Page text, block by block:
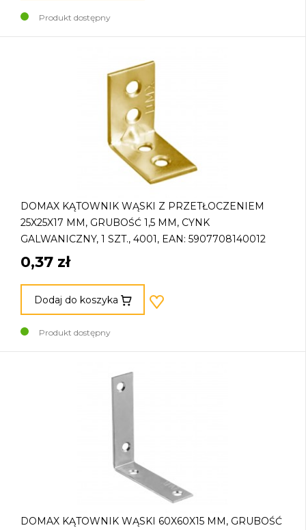
Produkt dostępny
DOMAX KĄTOWNIK WĄSKI Z PRZETŁOCZENIEM
25X25X17 MM, GRUBOŚĆ 1,5 MM, CYNK
GALWANICZNY, 1 SZT., 4001, EAN: 5907708140012
0,37 zł
Dodaj do koszyka
Produkt dostępny
DOMAX KĄTOWNIK WĄSKI 60X60X15 MM, GRUBOŚĆ